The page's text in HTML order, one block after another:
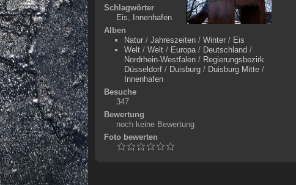
Schlagwörter
Eis,
Innenhafen
Alben
Natur/ Jahreszeiten/ Winter/ Eis
Welt/ Welt/ Europa/ Deutschland /
Nordrhein-Westfalen/ Regierungsbezirk
Düsseldorf/ Duisburg/ Duisburg Mitte/
Innenhafen
Besuche
347
Bewertung
noch keine Bewertung
Foto bewerten